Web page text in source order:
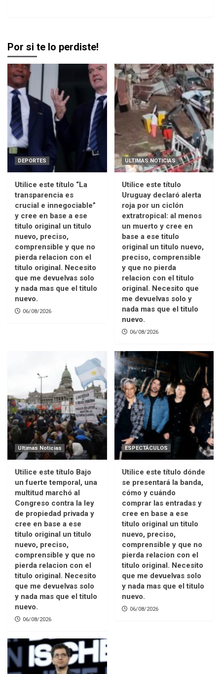
Por si te lo perdiste!
DEPORTES
Utilice este título “La
transparencia es
crucial e innegociable”
y cree en base a ese
titulo original un titulo
nuevo, preciso,
comprensible y que no
pierda relacion con el
titulo original. Necesito
que me devuelvas solo
y nada mas que el titulo
nuevo.
06/08/2026
ULTIMAS NOTICIAS
Utilice este título
Uruguay declaró alerta
roja por un ciclón
extratropical: al menos
un muerto y cree en
base a ese titulo
original un titulo nuevo,
preciso, comprensible
y que no pierda
relacion con el titulo
original. Necesito que
me devuelvas solo y
nada mas que el titulo
nuevo.
06/08/2026
Ultimas Noticias
Utilice este título Bajo
un fuerte temporal, una
multitud marchó al
Congreso contra la ley
de propiedad privada y
cree en base a ese
titulo original un titulo
nuevo, preciso,
comprensible y que no
pierda relacion con el
titulo original. Necesito
que me devuelvas solo
y nada mas que el titulo
nuevo.
06/08/2026
ESPECTÁCULOS
Utilice este título dónde
se presentará la banda,
cómo y cuándo
comprar las entradas y
cree en base a ese
titulo original un titulo
nuevo, preciso,
comprensible y que no
pierda relacion con el
titulo original. Necesito
que me devuelvas solo
y nada mas que el titulo
nuevo.
06/08/2026